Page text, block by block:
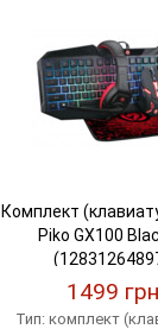
Комплект
Piko GX100
1499 грн
Тип: комплект